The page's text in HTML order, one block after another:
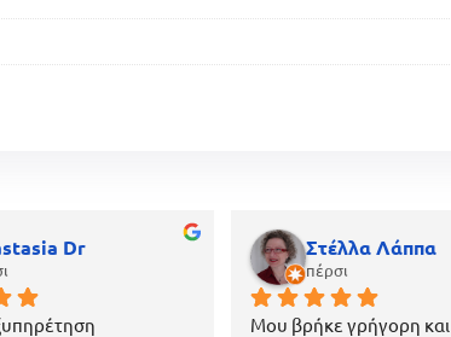
Dr Στέλλα Λάππα
πέρσι
Μου βρήκε γρήγορη και